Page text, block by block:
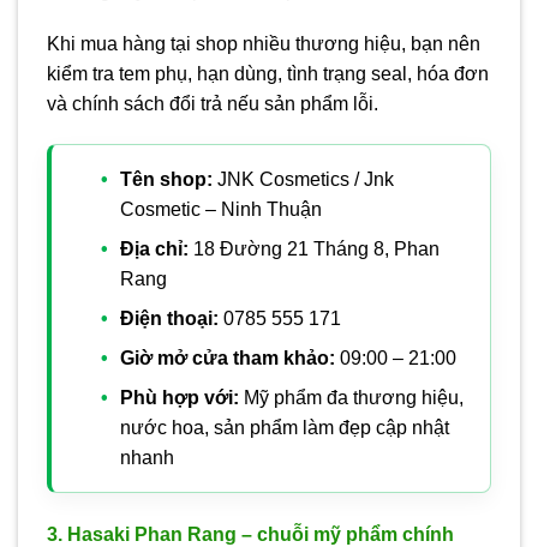
Khi mua hàng tại shop nhiều thương hiệu, bạn nên
kiểm tra tem phụ, hạn dùng, tình trạng seal, hóa đơn
và chính sách đổi trả nếu sản phẩm lỗi.
Tên shop: JNK Cosmetics / Jnk
Cosmetic – Ninh Thuận
Địa chỉ: 18 Đường 21 Tháng 8, Phan
Rang
Điện thoại: 0785 555 171
Giờ mở cửa tham khảo: 09:00 – 21:00
Phù hợp với: Mỹ phẩm đa thương hiệu,
nước hoa, sản phẩm làm đẹp cập nhật
nhanh
3. Hasaki Phan Rang – chuỗi mỹ phẩm chính